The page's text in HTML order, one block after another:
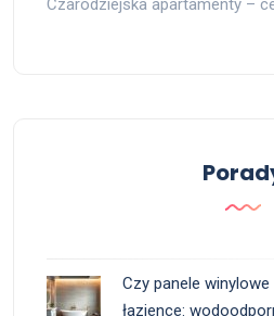
Czarodziejska apartamenty –
Czy panele
łazience: